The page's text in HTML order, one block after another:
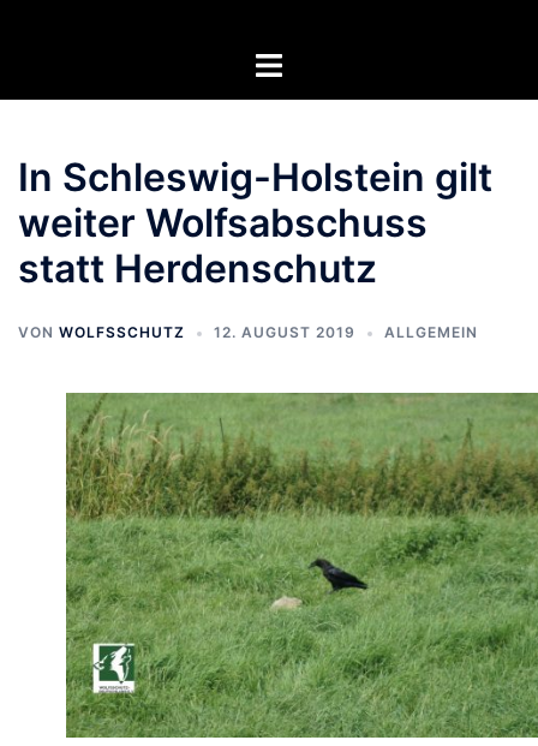
Menü
In Schleswig-Holstein gilt
weiter Wolfsabschuss
statt Herdenschutz
VON WOLFSSCHUTZ 12. AUGUST 2019 ALLGEMEIN